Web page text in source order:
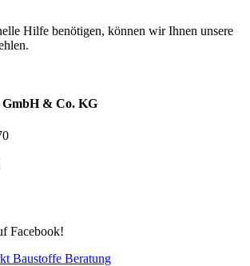
Hilfe benötigen, können wir Ihnen unsere
& Co. KG
Facebook!
Baustoffe Beratung